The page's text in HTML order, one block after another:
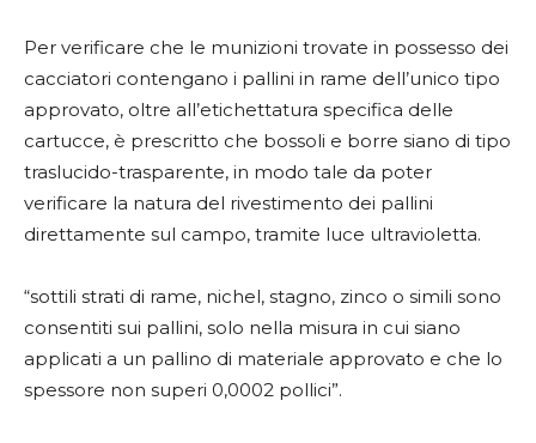
Per verificare che le munizioni trovate in possesso dei
cacciatori contengano i pallini in rame dell’unico tipo
approvato, oltre all’etichettatura specifica delle
cartucce, è prescritto che bossoli e borre siano di tipo
traslucido-trasparente, in modo tale da poter
verificare la natura del rivestimento dei pallini
direttamente sul campo, tramite luce ultravioletta.
“sottili strati di rame, nichel, stagno, zinco o simili sono
consentiti sui pallini, solo nella misura in cui siano
applicati a un pallino di materiale approvato e che lo
spessore non superi 0,0002 pollici”.